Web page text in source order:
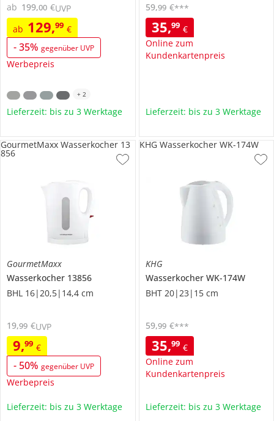
ab 129,99 €
-35% gegenüber UVP
Werbepreis
ab 199,00 €UVP
+ 2
Lieferzeit: bis zu 3 Werktage
35,99 €
Online zum
Kundenkartenpreis
59,99 €***
Lieferzeit: bis zu 3 Werktage
GourmetMaxx
Wasserkocher 13856
BHL 16|20,5|14,4 cm
9,99 €
- 50% gegenüber UVP
Werbepreis
19,99 €UVP
GourmetMaxx Wasserkocher 13
856
Lieferzeit: bis zu 3 Werktage
KHG
Wasserkocher WK-174W
BHT 20|23|15 cm
35,99 €
Online zum
Kundenkartenpreis
59,99 €***
KHG Wasserkocher WK-174W
Lieferzeit: bis zu 3 Werktage